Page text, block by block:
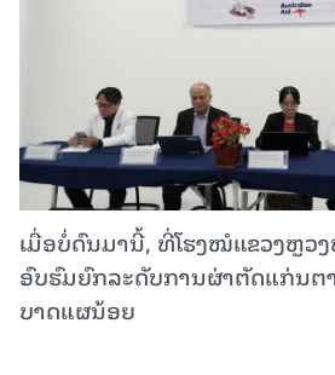
ເມື່ອບໍ່ດົນມານີ້, ທີ່ໂຮງໝໍແຂວງຫຼວ
ອົບຮົມຍົກລະດັບການຜ່າຕັດແກ່ນຕ
ບາດແຜນ້ອຍ